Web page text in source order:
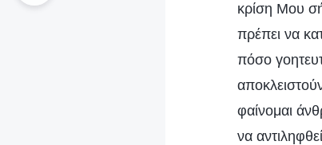
κρίση Μου
πρέπει να
πόσο
φαίνομαι
να